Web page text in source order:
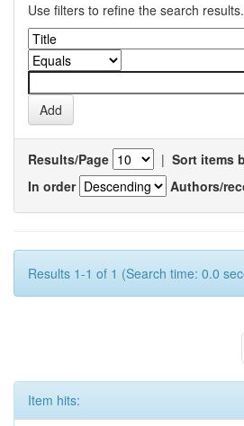
Use filters to refine the search results.
Results/Page | Sort items
In order
Authors/
Results 1-1 of 1 (Search time: 0.0
Item hits: